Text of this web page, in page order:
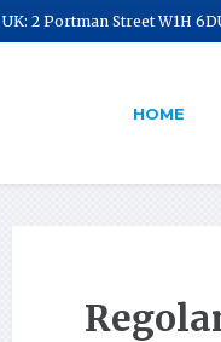
2 Portman Street W1H
HOME